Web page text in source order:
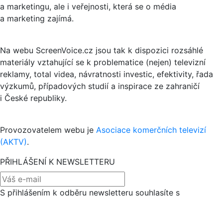
a marketingu, ale i veřejnosti, která se o média
a marketing zajímá.
Na webu ScreenVoice.cz jsou tak k dispozici rozsáhlé
materiály vztahující se k problematice (nejen) televizní
reklamy, total videa, návratnosti investic, efektivity, řada
výzkumů, případových studií a inspirace ze zahraničí
i České republiky.
Provozovatelem webu je Asociace komerčních televizí
(AKTV).
PŘIHLÁŠENÍ K NEWSLETTERU
S přihlášením k odběru newsletteru souhlasíte s